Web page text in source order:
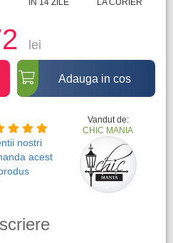
IN 14 ZILE
LA CURIER
lei
Adauga in cos
nostri
acest
Vandut de:
CHIC MANIA